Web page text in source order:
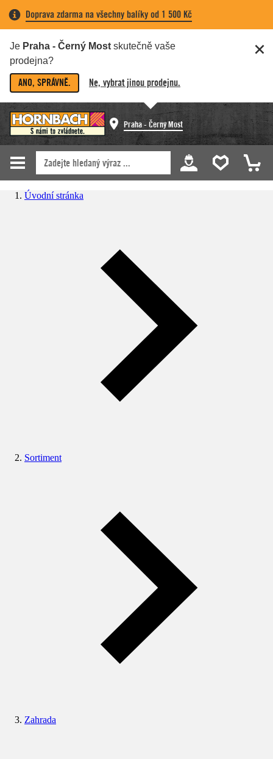
Doprava zdarma na všechny balíky od 1 500 Kč
Je Praha - Černý Most skutečně vaše
prodejna?
ANO, SPRÁVNĚ. Ne, vybrat jinou prodejnu.
Praha - Černý Most
Úvodní stránka
Sortiment
Zahrada